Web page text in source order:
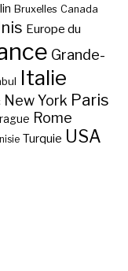
Bruxelles Canada
Europe du
Grande-
Italie
New York Paris
Rome
Turquie USA